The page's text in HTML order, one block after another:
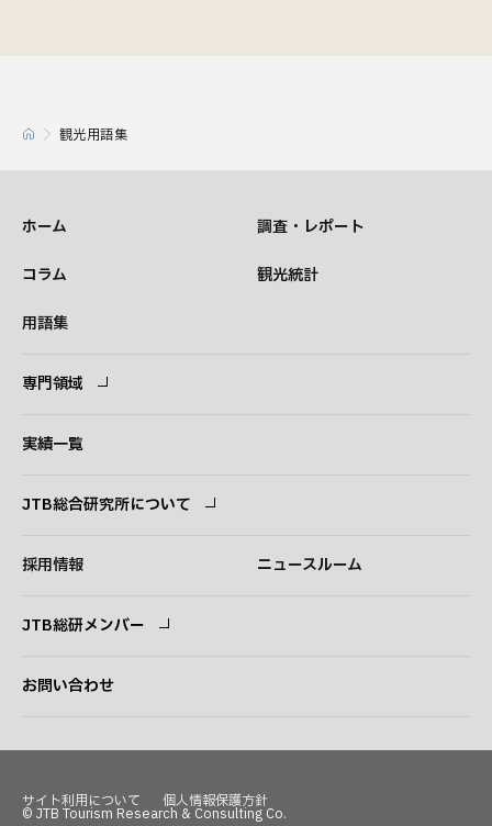
観光用語集
ホーム 調査・レポート
コラム 観光統計
用語集
専門領域
実績一覧
JTB総合研究所について
採用情報 ニュースルーム
JTB総研メンバー
お問い合わせ
サイト利用について 個人情報保護方針
© JTB Tourism Research & Consulting Co.